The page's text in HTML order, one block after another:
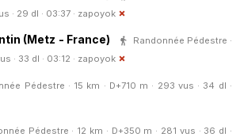
· 29 dl · 03:37 · zapoyok
(Metz - France)
Randonnée Pédestre ·
· 33 dl · 03:12 · zapoyok
Pédestre · 15 km · D+710 m · 293 vus · 34 dl ·
Pédestre · 12 km · D+350 m · 281 vus · 36 dl ·